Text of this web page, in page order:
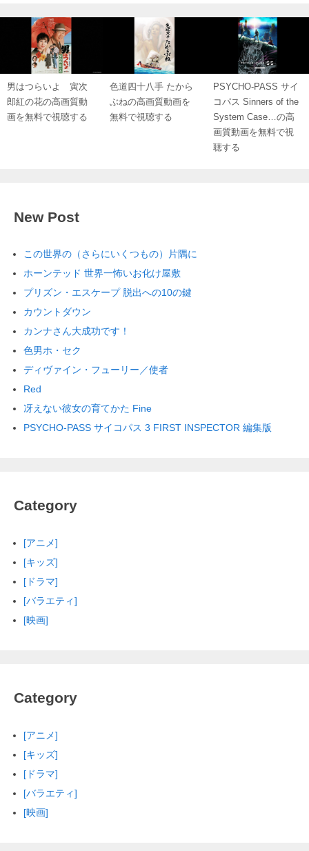
男はつらいよ 寅次
郎紅の花の高画質動
画を無料で視聴する
色道四十八手 たから
ぶねの高画質動画を
無料で視聴する
PSYCHO-PASS サイ
コパス Sinners of the
System Case…の高
画質動画を無料で視
聴する
New Post
この世界の（さらにいくつもの）片隅に
ホーンテッド 世界一怖いお化け屋敷
プリズン・エスケープ 脱出への10の鍵
カウントダウン
カンナさん大成功です！
色男ホ・セク
ディヴァイン・フューリー／使者
Red
冴えない彼女の育てかた Fine
PSYCHO-PASS サイコパス 3 FIRST INSPECTOR 編集版
Category
[アニメ]
[キッズ]
[ドラマ]
[バラエティ]
[映画]
Category
[アニメ]
[キッズ]
[ドラマ]
[バラエティ]
[映画]